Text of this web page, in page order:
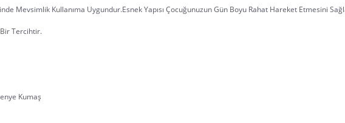
Mevsimlik Kullanıma Uygundur.Esnek Yapısı Çocuğunuzun Gün Boyu Rahat Hareket Etmesini
Kumaş